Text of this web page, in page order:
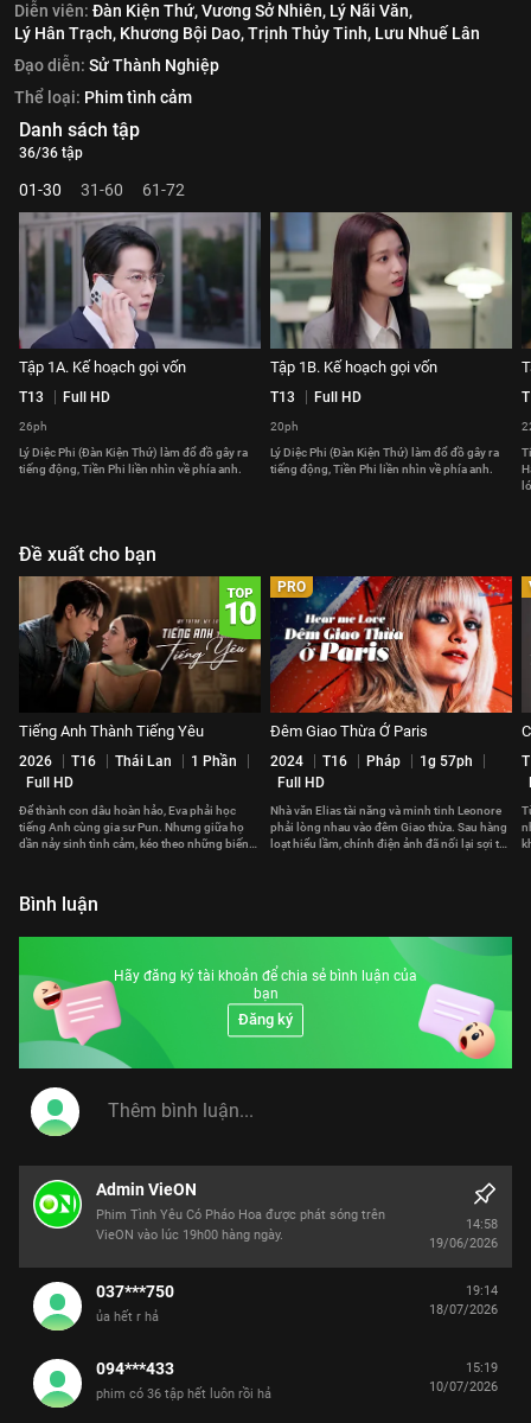
Diễn viên: Đàn Kiện Thứ,Vương Sở Nhiên, Lý Nãi Văn,
Lý Hân Trạch, Khương Bội Dao,Trịnh Thủy Tinh, Lưu Nhuế Lân
Đạo diễn: Sử Thành Nghiệp
Thể loại: Phim tình cảm
Danh sách tập
36/36 tập
01-30 31-60 61-72
Tập 1A. Kế hoạch gọi vốn
T13 Full HD
26ph
Lý Diệc Phi (Đàn Kiện Thứ) làm đổ đồ gây ra
tiếng động, Tiền Phi liền nhìn về phía anh.
Tập 1B. Kế hoạch gọi vốn
T13 Full HD
20ph
Lý Diệc Phi (Đàn Kiện Thứ) làm đổ đồ gây ra
tiếng động, Tiền Phi liền nhìn về phía anh.
Đề xuất cho bạn
Tiếng Anh Thành Tiếng Yêu
2026 T16 Thái Lan
1 Phần
Full HD
Để thành con dâu hoàn hảo, Eva phải học
tiếng Anh cùng gia sư Pun. Nhưng giữa họ
dần nảy sinh tình cảm, kéo theo những biến
PRO
Đêm Giao Thừa Ở Paris
2024 T16 Pháp
1g 57ph
Full HD
Nhà văn Elias tài năng và minh tinh Leonore
phải lòng nhau vào đêm Giao thừa. Sau hàng
loạt hiểu lầm, chính điện ảnh đã nối lại sợi tơ
Bình luận
Hãy đăng ký tài khoản để chia sẻ bình luận của
bạn
Đăng ký
Admin VieON
Phim Tình Yêu Có Pháo Hoa được phát sóng trên
VieON vào lúc 19h00 hàng ngày.
14:58
19/06/2026
037***750
ủa hết r hả
19:14
18/07/2026
094***433
phim có 36 tập hết luôn rồi hả
15:19
10/07/2026